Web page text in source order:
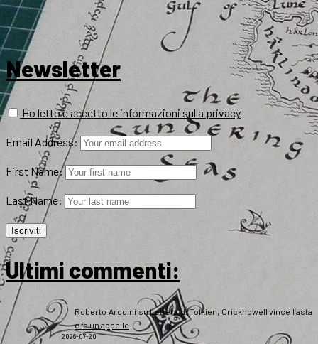
Newsletter
Ho letto e accetto le informazioni sulla privacy
Email Address:
First Name:
Last Name:
Ultimi commenti:
Roberto Arduini suLettera di Tolkien, Crickhowell vince l’asta
e fa un appello
2026-07-20